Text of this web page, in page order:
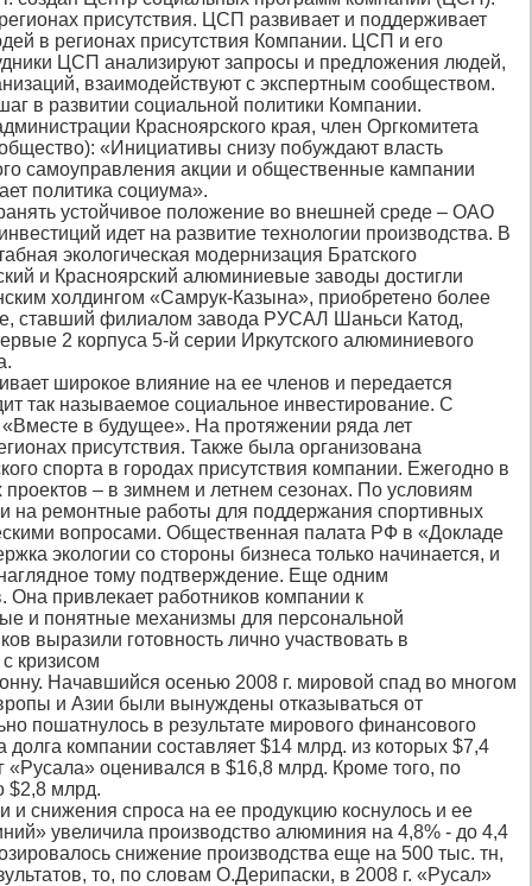
присутствия. ЦСП развивает и поддерживает
в регионах присутствия Компании. ЦСП и его
ЦСП анализируют запросы и предложения людей,
взаимодействуют с экспертным сообществом.
в развитии социальной политики Компании.
Красноярского края, член Оргкомитета
«Инициативы снизу побуждают власть
самоуправления акции и общественные кампании
политика социума».
устойчивое положение во внешней среде – ОАО
идет на развитие технологии производства. В
экологическая модернизация Братского
и Красноярский алюминиевые заводы достигли
холдингом «Самрук-Казына», приобретено более
ставший филиалом завода РУСАЛ Шаньси Катод,
2 корпуса 5-й серии Иркутского алюминиевого
широкое влияние на ее членов и передается
так называемое социальное инвестирование. С
в будущее». На протяжении ряда лет
присутствия. Также была организована
спорта в городах присутствия компании. Ежегодно в
– в зимнем и летнем сезонах. По условиям
на ремонтные работы для поддержания спортивных
вопросами. Общественная палата РФ в «Докладе
экологии со стороны бизнеса только начинается, и
тому подтверждение. Еще одним
привлекает работников компании к
и понятные механизмы для персональной
выразили готовность лично участвовать в
кризисом
Начавшийся осенью 2008 г. мировой спад во многом
и Азии были вынуждены отказываться от
пошатнулось в результате мирового финансового
компании составляет $14 млрд. из которых $7,4
оценивался в $16,8 млрд. Кроме того, по
$2,8 млрд.
снижения спроса на ее продукцию коснулось и ее
увеличила производство алюминия на 4,8% - до 4,4
снижение производства еще на 500 тыс. тн,
то, по словам О.Дерипаски, в 2008 г. «Русал»